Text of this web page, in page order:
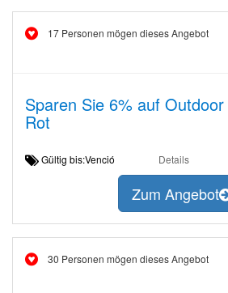
17 Personen mögen dieses Angebot
Sparen Sie 6% auf
Rot
Gültig bis:Venció Details
Zum Angebot
30 Personen mögen dieses Angebot